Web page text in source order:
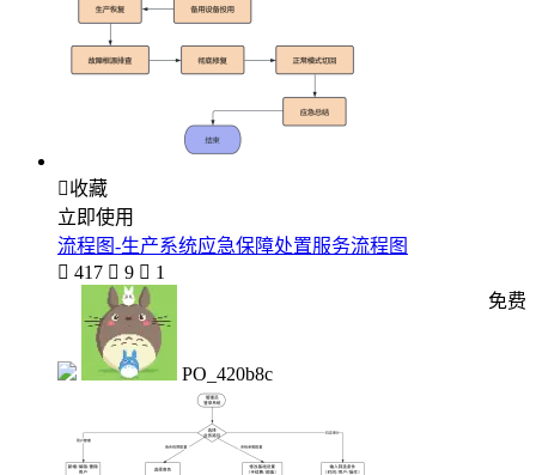
收藏
立即使用
流程图-生产系统应急保障处置服务流程图
 417  9  1
PO_420b8c
免费